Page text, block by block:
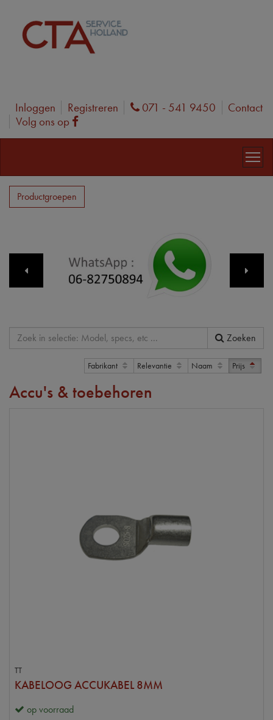
Inloggen Registreren Phone
071 - 541 9450
Contact
Volg ons op
Facebook
Productgroepen
Zoeken
Fabrikant Relevantie Naam Prijs
Accu's & toebehoren
TT
KABELOOG ACCUKABEL 8MM
op voorraad